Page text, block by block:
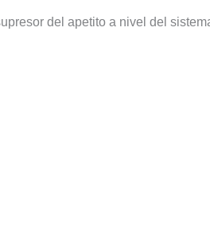
del apetito a nivel del